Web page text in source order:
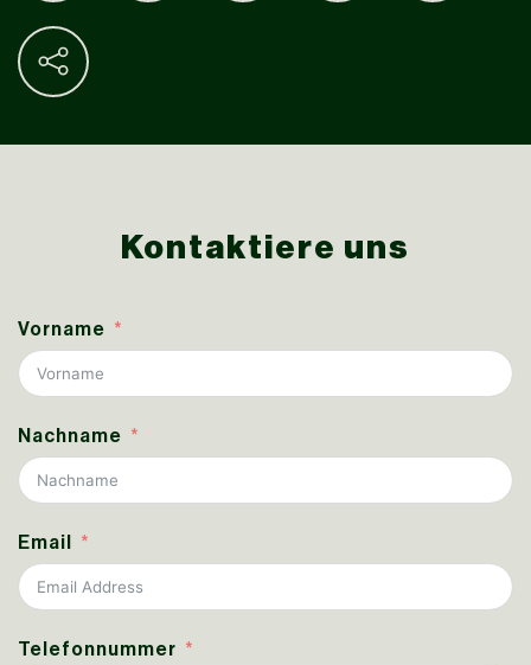
Kontaktiere uns
Vorname
Nachname
Email
Telefonnummer